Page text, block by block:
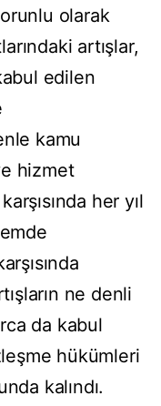
olarak
artışlar,
edilen
kamu
hizmet
her yıl
ne denli
da kabul
hükümleri
kalındı.